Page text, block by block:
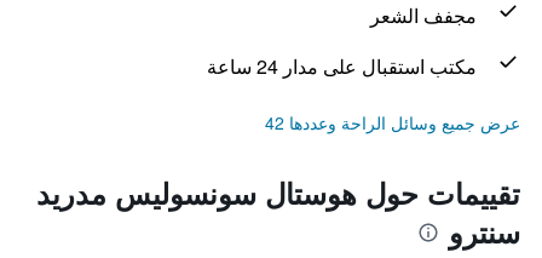
مجفف الشعر
مكتب استقبال على مدار 24 ساعة
عرض جميع وسائل الراحة وعددها 42
تقييمات حول هوستال سونسوليس مدريد
سنترو